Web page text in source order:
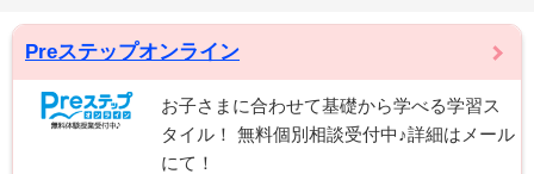
Preステップオンライン
お子さまに合わせて基礎から学べる学習ス
タイル！ 無料個別相談受付中♪詳細はメール
にて！